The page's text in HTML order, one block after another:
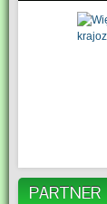
PARTNER